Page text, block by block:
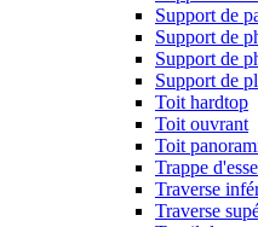
Support de
Support de
Support de
Support de
Toit hardtop
Toit ouvrant
Toit
Trappe
Traverse
Traverse